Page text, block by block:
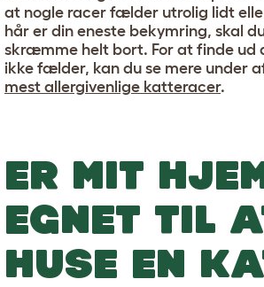
at nogle racer fælder utrolig lidt
hår er din eneste bekymring, skal
skræmme helt bort. For at finde ud
ikke fælder, kan du se mere under
mest allergivenlige katteracer.
ER MIT
EGNET TIL
HUSE EN